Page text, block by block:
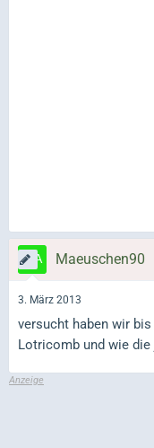
Maeuschen90
3. März 2013
versucht haben wir
Lotricomb und wie